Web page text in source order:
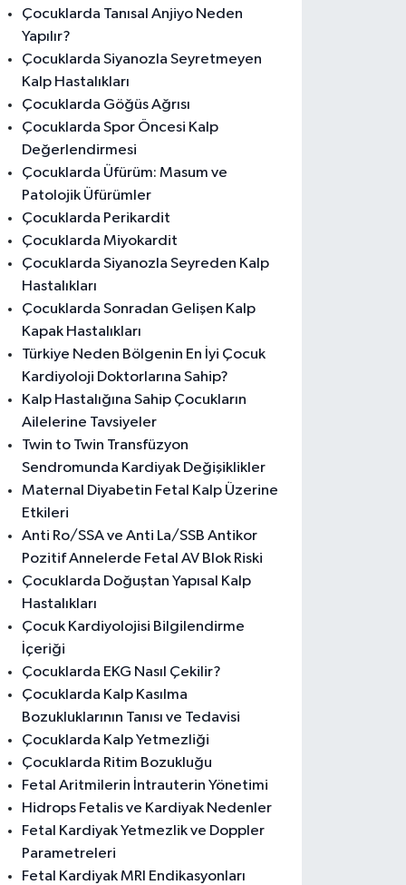
Çocuklarda Tanısal Anjiyo Neden
Yapılır?
Çocuklarda Siyanozla Seyretmeyen
Kalp Hastalıkları
Çocuklarda Göğüs Ağrısı
Çocuklarda Spor Öncesi Kalp
Değerlendirmesi
Çocuklarda Üfürüm: Masum ve
Patolojik Üfürümler
Çocuklarda Perikardit
Çocuklarda Miyokardit
Çocuklarda Siyanozla Seyreden Kalp
Hastalıkları
Çocuklarda Sonradan Gelişen Kalp
Kapak Hastalıkları
Türkiye Neden Bölgenin En İyi Çocuk
Kardiyoloji Doktorlarına Sahip?
Kalp Hastalığına Sahip Çocukların
Ailelerine Tavsiyeler
Twin to Twin Transfüzyon
Sendromunda Kardiyak Değişiklikler
Maternal Diyabetin Fetal Kalp Üzerine
Etkileri
Anti Ro/SSA ve Anti La/SSB Antikor
Pozitif Annelerde Fetal AV Blok Riski
Çocuklarda Doğuştan Yapısal Kalp
Hastalıkları
Çocuk Kardiyolojisi Bilgilendirme
İçeriği
Çocuklarda EKG Nasıl Çekilir?
Çocuklarda Kalp Kasılma
Bozukluklarının Tanısı ve Tedavisi
Çocuklarda Kalp Yetmezliği
Çocuklarda Ritim Bozukluğu
Fetal Aritmilerin İntrauterin Yönetimi
Hidrops Fetalis ve Kardiyak Nedenler
Fetal Kardiyak Yetmezlik ve Doppler
Parametreleri
Fetal Kardiyak MRI Endikasyonları